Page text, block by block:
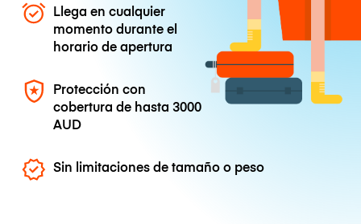
Llega en cualquier
momento durante el
horario de apertura
Protección con
cobertura de hasta3000
AUD
Sin limitaciones de tamaño o peso